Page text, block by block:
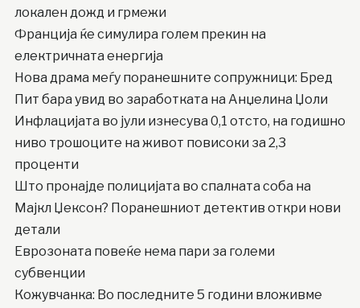
локален дожд и грмежи
Франција ќе симулира голем прекин на
електричната енергија
Нова драма меѓу поранешните сопружници: Бред
Пит бара увид во заработката на Анџелина Џоли
Инфлацијата во јули изнесува 0,1 отсто, на годишно
ниво трошоците на живот повисоки за 2,3
проценти
Што пронајде полицијата во спалната соба на
Мајкл Џексон? Поранешниот детектив откри нови
детали
Еврозоната повеќе нема пари за големи
субвенции
Кожувчанка: Во последните 5 години вложивме